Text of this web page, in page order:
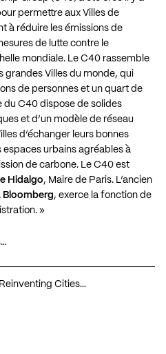
permettre aux Villes de
à réduire les émissions de
de lutte contre le
mondiale. Le C40 rassemble
grandes Villes du monde, qui
de personnes et un quart de
du C40 dispose de solides
et d’un modèle de réseau
d’échanger leurs bonnes
urbains agréables à
de carbone. Le C40 est
Hidalgo, Maire de Paris. L’ancien
Bloomberg, exerce la fonction de
»
Cities…